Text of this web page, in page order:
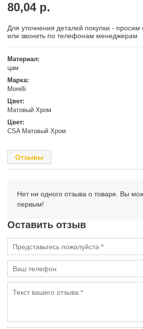
80,04 р.
Для уточнения деталей покупки -
или звонить по телефонам менеджерам
Материал:
цам
Марка:
Morelli
Цвет:
Матовый Хром
Цвет:
CSA Матовый Хром
Отзывы
Нет ни одного отзыва о товаре. Вы
первым!
Оставить отзыв